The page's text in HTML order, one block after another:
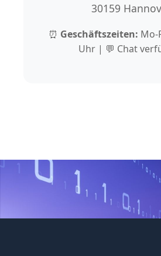
30159
⏰ Geschäftszeiten: Mo-
Uhr | 💬 Chat